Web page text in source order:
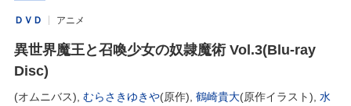
ＤＶＤ アニメ
異世界魔王と召喚少女の奴隷魔術 Vol.3(Blu-ray
Disc)
(オムニバス), むらさきゆきや(原作), 鶴崎貴大(原作イラスト), 水